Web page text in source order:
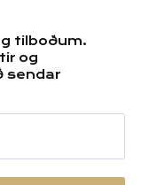
tilboðum.
og
sendar